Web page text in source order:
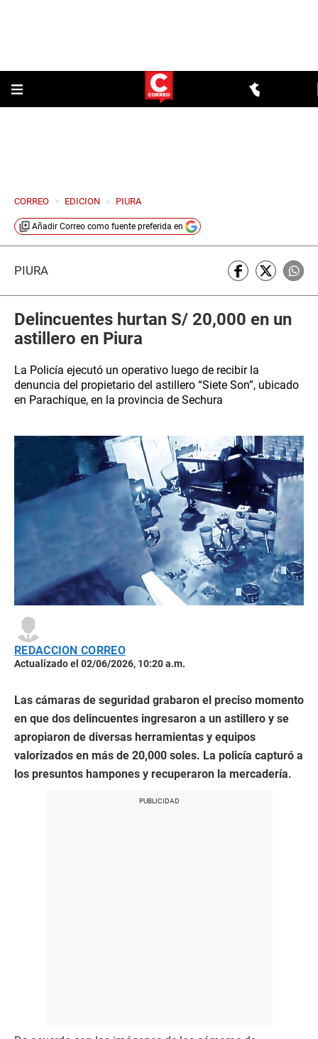
CORREO > EDICION > PIURA
Añadir Correo como fuente preferida en
PIURA
Delincuentes hurtan S/ 20,000 en un
astillero en Piura
La Policía ejecutó un operativo luego de recibir la
denuncia del propietario del astillero “Siete Son”, ubicado
en Parachique, en la provincia de Sechura
REDACCION CORREO
Actualizado el 02/06/2026, 10:20 a.m.
Las cámaras de seguridad grabaron el preciso momento
en que dos delincuentes ingresaron a un astillero y se
apropiaron de diversas herramientas y equipos
valorizados en más de 20,000 soles. La policía capturó a
los presuntos hampones y recuperaron la mercadería.